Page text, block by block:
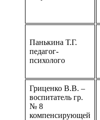
Панькина Т.Г.
педагог-
психолого
Гриценко В.В. –
воспитатель гр.
№ 8
компенсирующей